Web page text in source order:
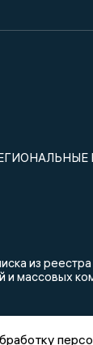
из
и массовых